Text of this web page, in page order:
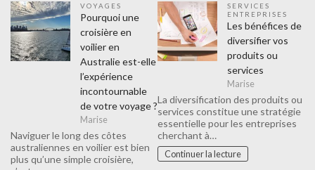
VOYAGES
Pourquoi une
croisière en
voilier en
Australie est-elle
l’expérience
incontournable
de votre voyage ?
Marise
Naviguer le long des côtes
australiennes en voilier est bien
plus qu’une simple croisière,
SERVICES
ENTREPRISES
Les bénéfices de
diversifier vos
produits ou
services
Marise
La diversification des produits ou
services constitue une stratégie
essentielle pour les entreprises
cherchant à…
Continuer la lecture